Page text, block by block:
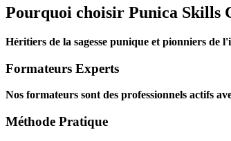
Pourquoi choisir Punica Skills
Héritiers de la sagesse punique et pionniers de
Formateurs Experts
Nos formateurs sont des professionnels actifs
Méthode Pratique